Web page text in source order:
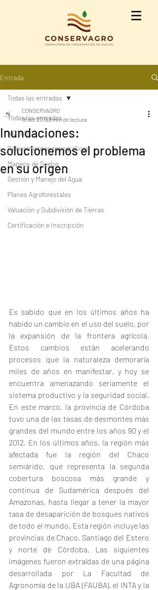
Entrada
Todas las entradas
NOTAS
Relevamientos topográficos
Mapeos de Suelos
Gestión y Manejo del Agua
Planes Agroforestales
Valuación y Subdivisión de Tierras
Certificación e Inscripción
Todas las entradas
Inundaciones:
solucionemos el problema
en su origen
CONSERVAGRO
18 oct 20193 min de lectura
Es sabido que en los últimos años ha
habido un cambio en el uso del suelo, por
la expansión de la frontera agrícola.
Estos cambios están acelerando
procesos que la naturaleza demoraría
miles de años en manifestar, y hoy se
encuentra amenazando seriamente el
sistema productivo y la seguridad social.
En este marco, la provincia de Córdoba
tuvo una de las tasas de desmontes más
grandes del mundo entre los años 90 y el
2012. En los últimos años, la región más
afectada fue la región del Chaco
semiárido, que representa la segunda
cobertura boscosa más grande y
continua de Sudamérica después del
Amazonas, hasta llegar a tener la mayor
tasa de desaparición de bosques nativos
de todo el mundo. Esta región incluye las
provincias de Chaco, Santiago del Estero
y norte de Córdoba. Las siguientes
imágenes fueron extraídas de una página
desarrollada por La Facultad de
Agronomía de la UBA (FAUBA), el INTA y la